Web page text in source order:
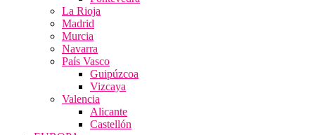
La Rioja
Madrid
Murcia
Navarra
País Vasco
Guipúzcoa
Vizcaya
Valencia
Alicante
Castellón